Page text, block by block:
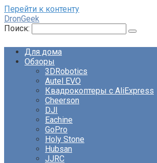
Перейти к контенту
DronGeek
Поиск:
Для дома
Обзоры
3DRobotics
Autel EVO
Квадрокоптеры с AliExpress
Cheerson
DJI
Eachine
GoPro
Holy Stone
Hubsan
JJRC